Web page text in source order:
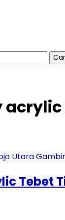
Tebet